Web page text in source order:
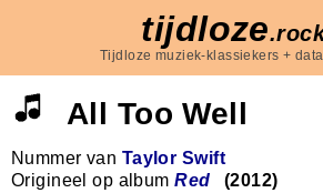
tijdloze
Tijdloze muziek-klassiekers +
All Too Well
Nummer van Taylor Swift
Origineel op albumRed (2012)